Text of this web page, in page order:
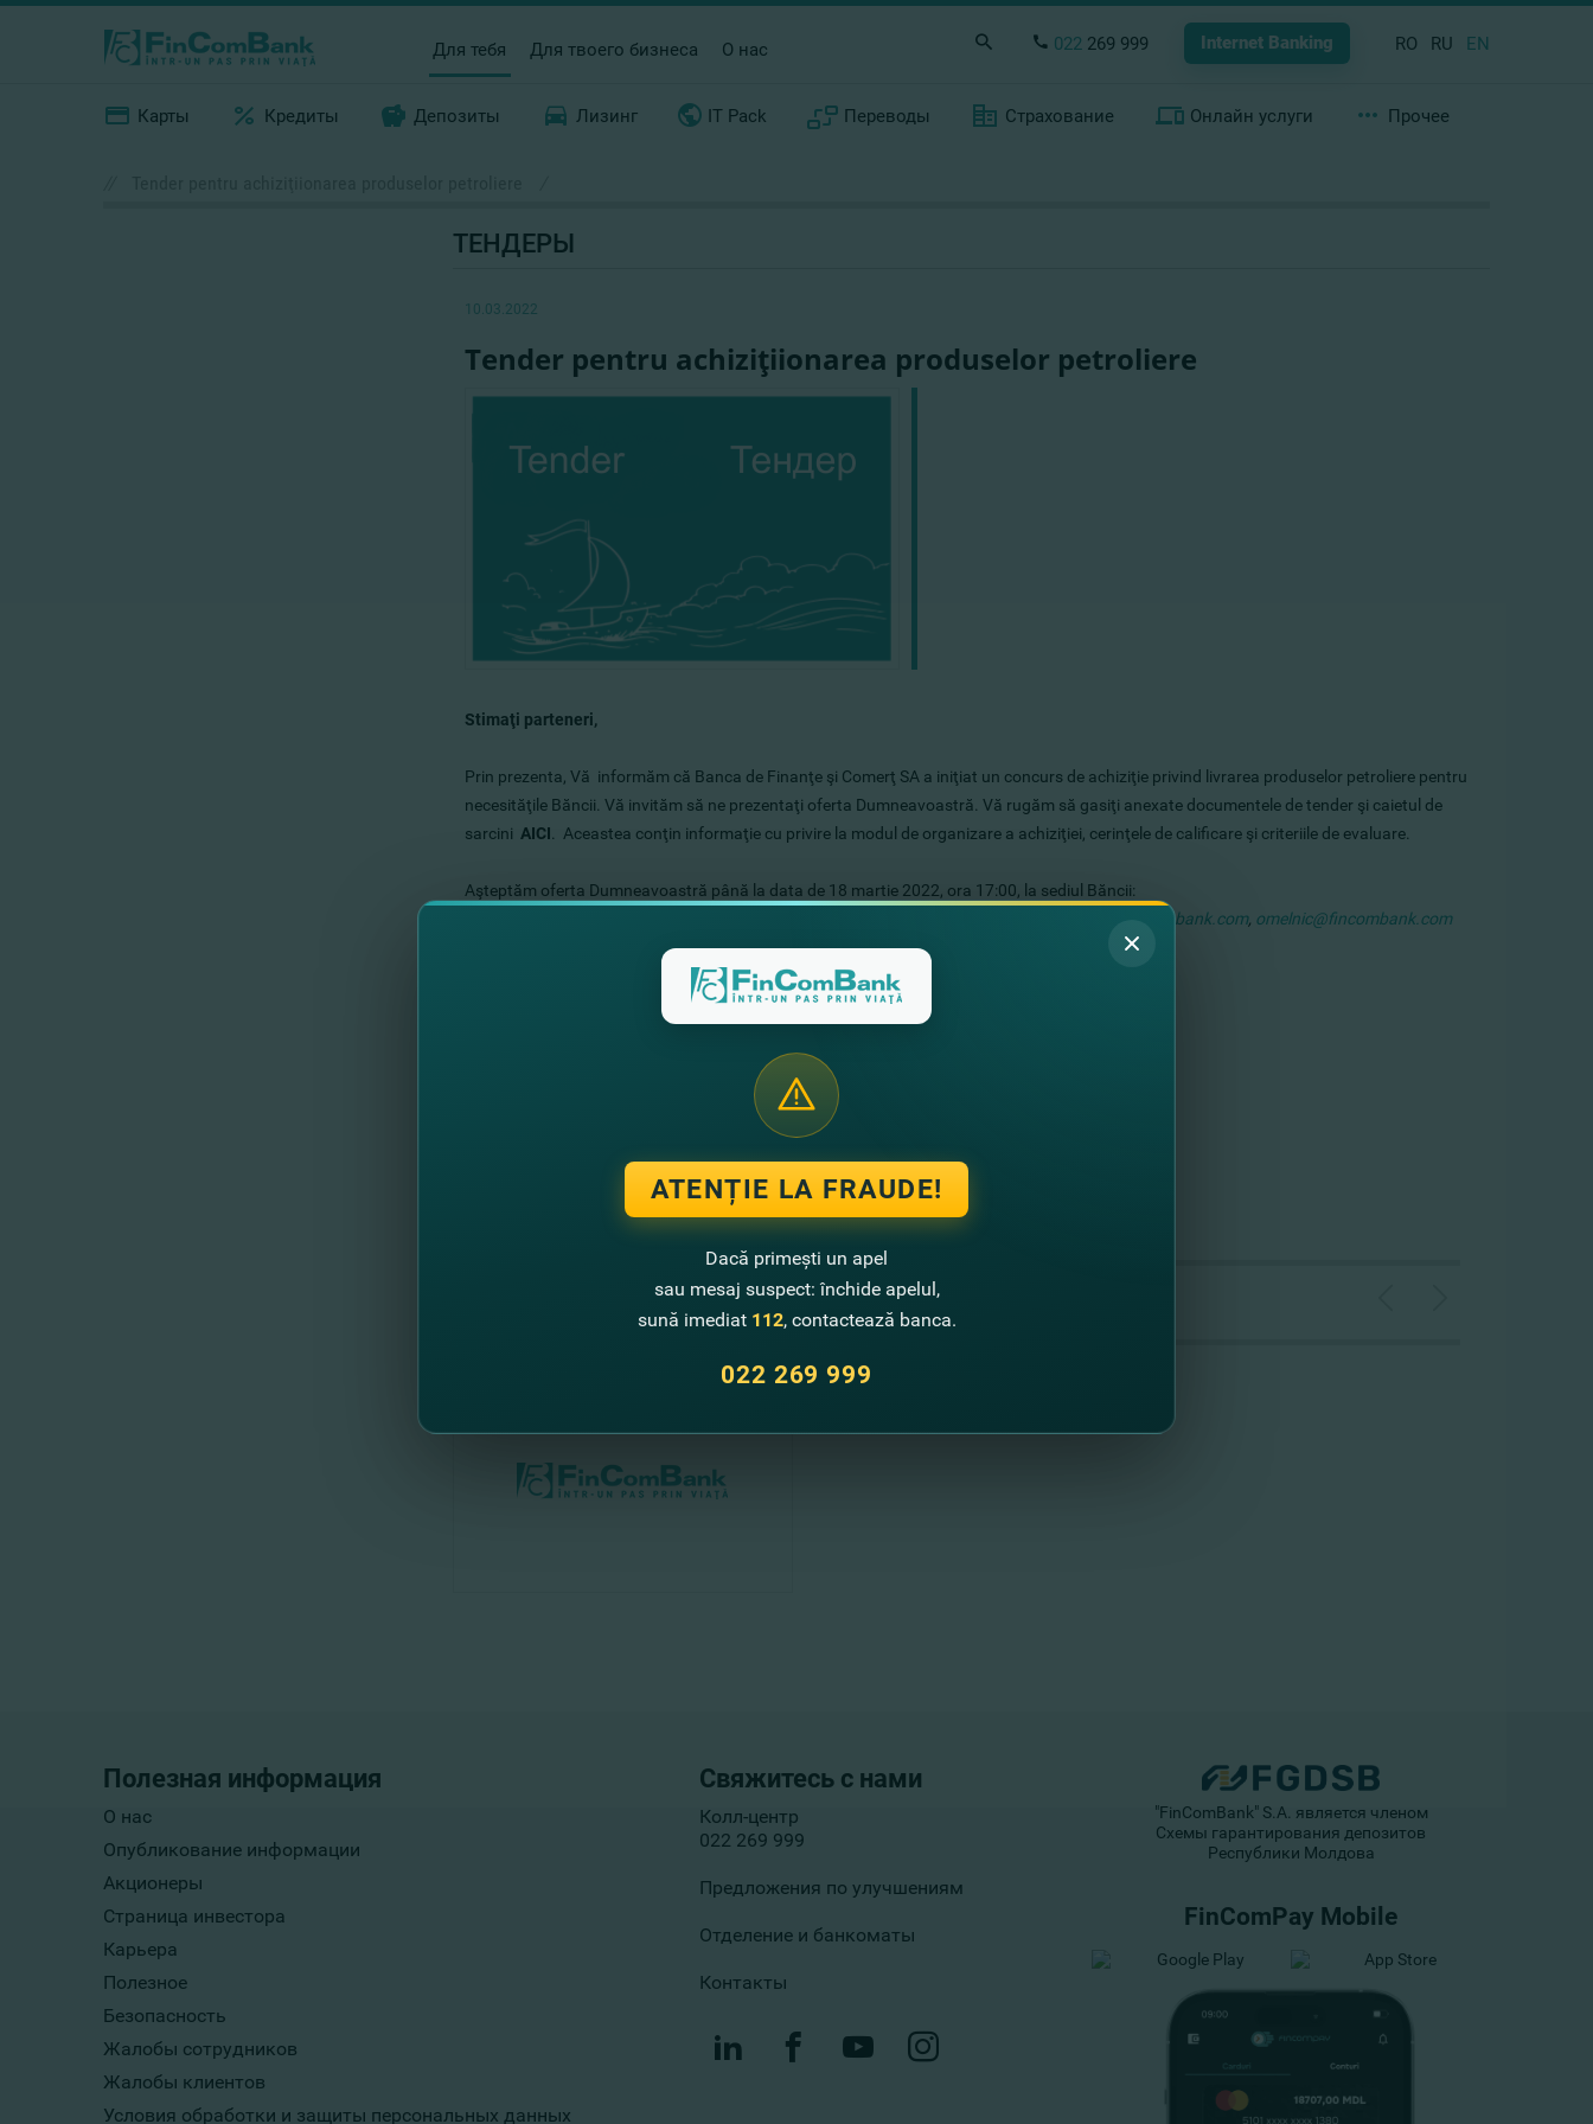
Для тебя Для твоего бизнеса О нас 022 269 999 Internet Banking RO RU EN
Карты Кредиты Депозиты Лизинг IT Pack Переводы Страхование Онлайн услуги Прочее
ТЕНДЕРЫ
10.03.2022
Tender pentru achiziţiionarea produselor petroliere
Stimaţi parteneri,
Prin prezenta, Vă informăm că Banca de Finanţe şi Comerţ SA a iniţiat un concurs de achiziţie privind livrarea produselor petroliere pentru
necesităţile Băncii. Vă invităm să ne prezentaţi oferta Dumneavoastră. Vă rugăm să gasiţi anexate documentele de tender şi caietul de
sarcini AICI Aceastea conţin informaţie cu privire la modul de organizare a achiziţiei, cerinţele de calificare şi criteriile de evaluare.
Aşteptăm oferta Dumneavoastră până la data de 18 martie 2022, ora 17:00, la sediul Băncii:
sosipov@fincombank.com, omelnic@fincombank.com
În cazul întrebărilor de clarificare pe marginea cererii de ofertă, nu ezitaţi să ne contactaţi.
@fincombank.com,тел. 022-269-998
Alte noutati
Полезная информация
О нас
Опубликование информации
Акционеры
Страница инвестора
Карьера
Полезное
Безопасность
Жалобы сотрудников
Жалобы клиентов
Условия обработки и защиты персональных данных
Свяжитесь с нами
Колл-центр
022 269 999
Предложения по улучшениям
Отделение и банкоматы
Контакты
"FinComBank" S.A. является членом
Схемы гарантирования депозитов
Республики Молдова
FinComPay Mobile
ATENȚIE LA FRAUDE!
Dacă primești un apel
sau mesaj suspect: închide apelul,
sună imediat 112, contactează banca.
022 269 999